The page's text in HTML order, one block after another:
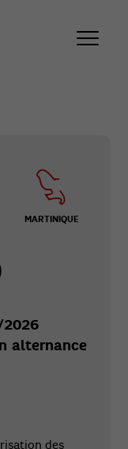
alternance
MARTINIQUE
des